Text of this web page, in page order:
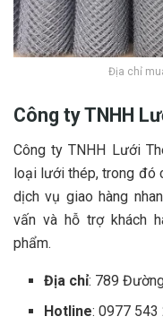
Địa chỉ
Công ty TNHH
Công ty TNHH Lưới
loại lưới thép, trong đó
dịch vụ giao hàng
vấn và hỗ trợ khách
phẩm.
Địa chỉ: 789
Hotline: 0977 543